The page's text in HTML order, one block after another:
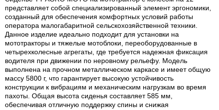
представляет собой специализированный элемент эргономики,
созданный для обеспечения комфортных условий работы
оператора малогабаритной сельскохозяйственной техники.
Данное изделие идеально подходит для установки на
мототракторы и тяжелые мотоблоки, переоборудованные в
четырехколесные агрегаты, где требуется надежная фиксация
водителя при движении по неровному рельефу. Модель
выполнена на прочном металлическом каркасе и имеет общую
массу 5800 г, что гарантирует высокую устойчивость
конструкции к вибрациям и механическим нагрузкам во время
пахоты. Общая высота сиденья составляет 585 мм,
обеспечивая отличную поддержку спины и снижая